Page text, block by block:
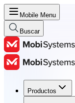
Mobile Menu
Buscar
Productos
Productos